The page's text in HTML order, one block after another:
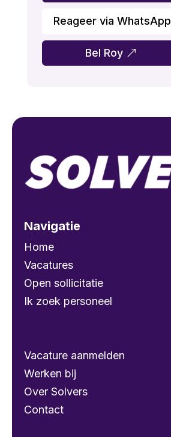
Reageer via WhatsApp
Bel Roy
Navigatie
Home
Vacatures
Open sollicitatie
Ik zoek personeel
Vacature aanmelden
Werken bij
Over Solvers
Contact